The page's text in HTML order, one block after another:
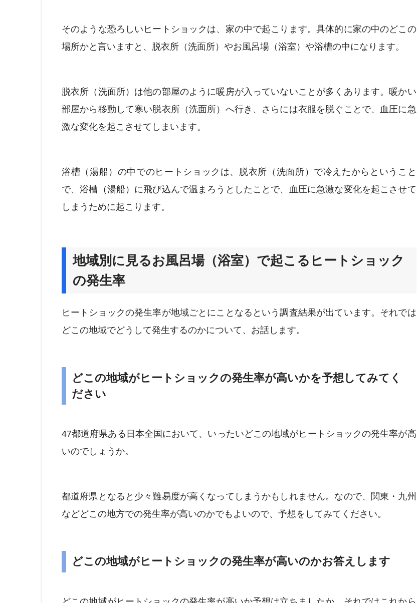
そのような恐ろしいヒートショックは、家の中で起こります。具体的に家の中のどこの
場所かと言いますと、脱衣所（洗面所）やお風呂場（浴室）や浴槽の中になります。
脱衣所（洗面所）は他の部屋のように暖房が入っていないことが多くあります。暖かい
部屋から移動して寒い脱衣所（洗面所）へ行き、さらには衣服を脱ぐことで、血圧に急
激な変化を起こさせてしまいます。
浴槽（湯船）の中でのヒートショックは、脱衣所（洗面所）で冷えたからということ
で、浴槽（湯船）に飛び込んで温まろうとしたことで、血圧に急激な変化を起こさせて
しまうために起こります。
地域別に見るお風呂場（浴室）で起こるヒートショック
の発生率
ヒートショックの発生率が地域ごとにことなるという調査結果が出ています。それでは
どこの地域でどうして発生するのかについて、お話します。
どこの地域がヒートショックの発生率が高いかを予想してみてく
ださい
47都道府県ある日本全国において、いったいどこの地域がヒートショックの発生率が高
いのでしょうか。
都道府県となると少々難易度が高くなってしまうかもしれません。なので、関東・九州
などどこの地方での発生率が高いのかでもよいので、予想をしてみてください。
どこの地域がヒートショックの発生率が高いのかお答えします